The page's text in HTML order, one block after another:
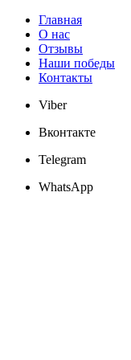
Главная
О нас
Отзывы
Наши победы
Контакты
Viber
Вконтакте
Telegram
WhatsApp